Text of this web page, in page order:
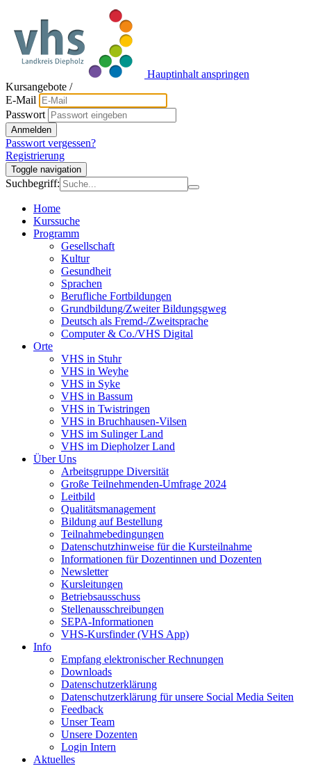
Hauptinhalt anspringen
Kursangebote /
E-Mail
Passwort
Anmelden
Passwort vergessen?
Registrierung
Toggle navigation
Suchbegriff:
Home
Kurssuche
Programm
Gesellschaft
Kultur
Gesundheit
Sprachen
Berufliche Fortbildungen
Grundbildung/Zweiter Bildungsgweg
Deutsch als Fremd-/Zweitsprache
Computer & Co./VHS Digital
Orte
VHS in Stuhr
VHS in Weyhe
VHS in Syke
VHS in Bassum
VHS in Twistringen
VHS in Bruchhausen-Vilsen
VHS im Sulinger Land
VHS im Diepholzer Land
Über Uns
Arbeitsgruppe Diversität
Große Teilnehmenden-Umfrage 2024
Leitbild
Qualitätsmanagement
Bildung auf Bestellung
Teilnahmebedingungen
Datenschutzhinweise für die Kursteilnahme
Informationen für Dozentinnen und Dozenten
Newsletter
Kursleitungen
Betriebsausschuss
Stellenausschreibungen
SEPA-Informationen
VHS-Kursfinder (VHS App)
Info
Empfang elektronischer Rechnungen
Downloads
Datenschutzerklärung
Datenschutzerklärung für unsere Social Media Seiten
Feedback
Unser Team
Unsere Dozenten
Login Intern
Aktuelles